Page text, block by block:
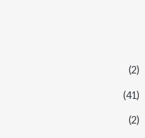
(2)
(41)
(2)